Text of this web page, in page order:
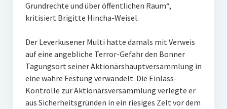
Grundrechte und über öffentlichen Raum“,
kritisiert Brigitte Hincha-Weisel.
Der Leverkusener Multi hatte damals mit Verweis
auf eine angebliche Terror-Gefahr den Bonner
Tagungsort seiner Aktionärshauptversammlung in
eine wahre Festung verwandelt. Die Einlass-
Kontrolle zur Aktionärsversammlung verlegte er
aus Sicherheitsgründen in ein riesiges Zelt vor dem